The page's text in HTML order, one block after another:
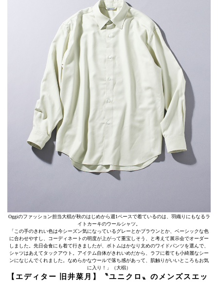
Oggiのファッション担当大椙が秋のはじめから週1ペースで着ているのは、羽織りにもなるラ
イトカーキのウールシャツ。
「この手のきれい色は今シーズン気になっているグレーとかブラウンとか、ベーシックな色
に合わせやすし、コーディネートの明度が上がって重宝しそう、と考えて展示会でオーダー
しました。先日会食にも着て行きましたが、ボトムはかなり太めのワイドパンツを選んで、
シャツはあえてタックアウト。アイテム自体がきれいめだから、ラフに着ても小綺麗なシー
ンになじんでくれました。なめらかなウールで落ち感があって、肌触りがいいところもお気
に入り！」（大椙）
【エディター 旧井菜月】〝ユニクロ〟のメンズスエッ